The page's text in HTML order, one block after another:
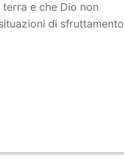
e che Dio non
di sfruttamento